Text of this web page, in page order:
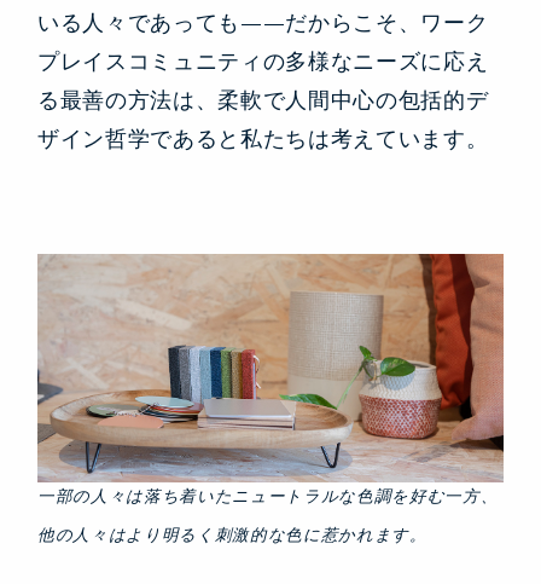
いる人々であっても——だからこそ、ワーク
プレイスコミュニティの多様なニーズに応え
る最善の方法は、柔軟で人間中心の包括的デ
ザイン哲学であると私たちは考えています。
一部の人々は落ち着いたニュートラルな色調を好む一方、
他の人々はより明るく刺激的な色に惹かれます。